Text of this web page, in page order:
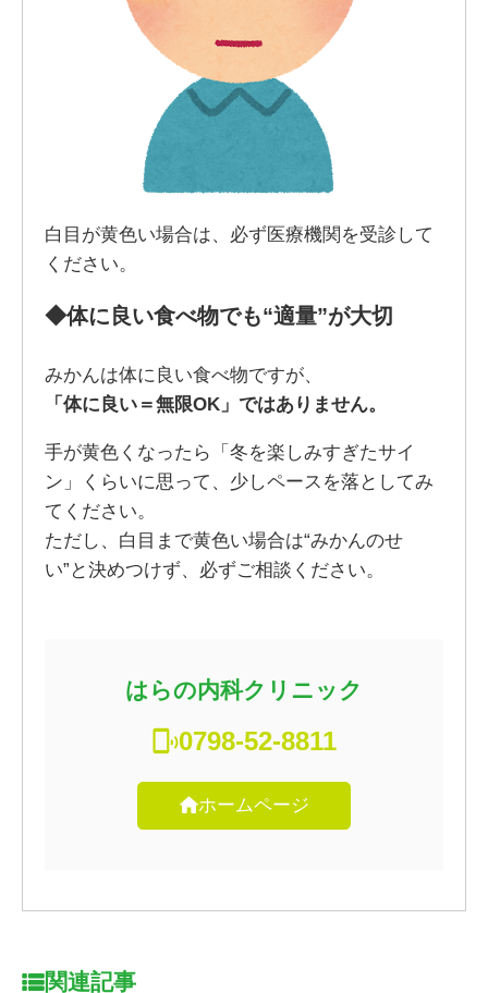
白目が黄色い場合は、必ず医療機関を受診して
ください。
◆体に良い食べ物でも“適量”が大切
みかんは体に良い食べ物ですが、
「体に良い＝無限OK」ではありません。
手が黄色くなったら「冬を楽しみすぎたサイ
ン」くらいに思って、少しペースを落としてみ
てください。
ただし、白目まで黄色い場合は“みかんのせ
い”と決めつけず、必ずご相談ください。
はらの内科クリニック
0798-52-8811
ホームページ
関連記事